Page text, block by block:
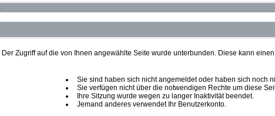
Der Zugriff auf die von Ihnen angewählte Seite wurde unterbunden. Diese kann
Sie sind haben sich nicht angemeldet oder haben sich noch
Sie verfügen nicht über die notwendigen Rechte um diese
Ihre Sitzung wurde wegen zu langer Inaktivität beendet.
Jemand anderes verwendet Ihr Benutzerkonto.